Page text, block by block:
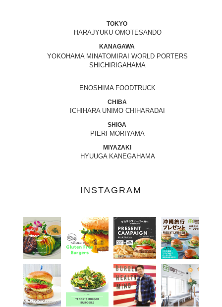
TOKYO
HARAJYUKU OMOTESANDO
KANAGAWA
YOKOHAMA MINATOMIRAI WORLD PORTERS
SHICHIRIGAHAMA
ENOSHIMA FOODTRUCK
CHIBA
ICHIHARA UNIMO CHIHARADAI
SHIGA
PIERI MORIYAMA
MIYAZAKI
HYUUGA KANEGAHAMA
INSTAGRAM